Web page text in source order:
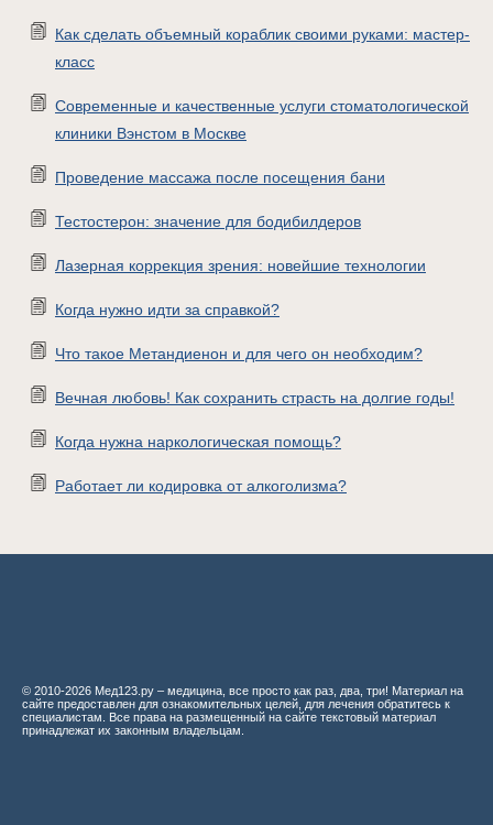
Как сделать объемный кораблик своими руками: мастер-
класс
Современные и качественные услуги стоматологической
клиники Вэнстом в Москве
Проведение массажа после посещения бани
Тестостерон: значение для бодибилдеров
Лазерная коррекция зрения: новейшие технологии
Когда нужно идти за справкой?
Что такое Метандиенон и для чего он необходим?
Вечная любовь! Как сохранить страсть на долгие годы!
Когда нужна наркологическая помощь?
Работает ли кодировка от алкоголизма?
© 2010-2026 Мед123.ру – медицина, все просто как раз, два, три! Материал на
сайте предоставлен для ознакомительных целей, для лечения обратитесь к
специалистам. Все права на размещенный на сайте текстовый материал
принадлежат их законным владельцам.